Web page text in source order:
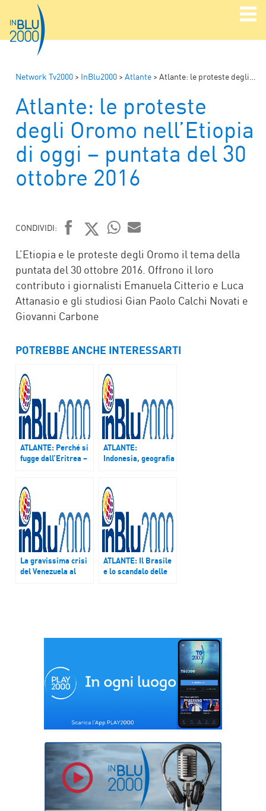
Network Tv2000 > InBlu2000 > Atlante > Atlante: le proteste degli Oromo nell’Etiopia di oggi – puntata del 30 ottobre 2016
Atlante: le proteste
degli Oromo nell’Etiopia
di oggi – puntata del 30
ottobre 2016
CONDIVIDI:
FACEBOOK
TWITTER
WHATSAPP
MAIL
L’Etiopia e le proteste degli Oromo il tema della
puntata del 30 ottobre 2016. Offrono il loro
contributo i giornalisti Emanuela Citterio e Luca
Attanasio e gli studiosi Gian Paolo Calchi Novati e
Giovanni Carbone
POTREBBE ANCHE INTERESSARTI
ATLANTE: Perché si
fugge dall’Eritrea –
ATLANTE:
Indonesia, geografia
religioni – Podcast
del 8 e 9 aprile 2017
La gravissima crisi
del Venezuela al
latinoamericano –
Puntata del 10 e 11
giugno 2017
ATLANTE: Il Brasile
e lo scandalo delle